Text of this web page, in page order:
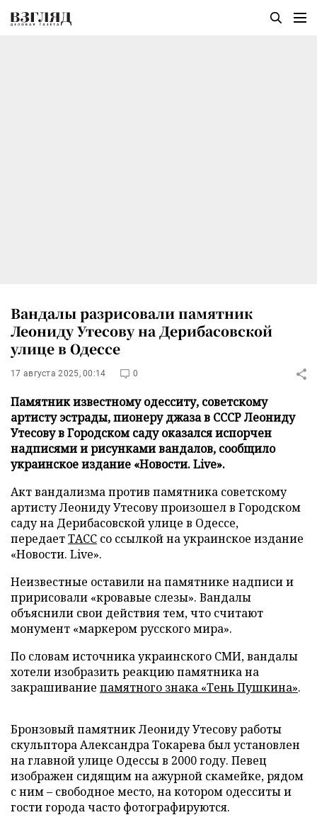
Вандалы разрисовали памятник
Леониду Утесову на Дерибасовской
улице в Одессе
17 августа 2025, 00:14 0
Памятник известному одесситу, советскому
артисту эстрады, пионеру джаза в СССР Леониду
Утесову в Городском саду оказался испорчен
надписями и рисунками вандалов, сообщило
украинское издание «Новости. Live».
Акт вандализма против памятника советскому
артисту Леониду Утесову произошел в Городском
саду на Дерибасовской улице в Одессе,
передаетТАСС со ссылкой на украинское издание
«Новости. Live».
Неизвестные оставили на памятнике надписи и
пририсовали «кровавые слезы». Вандалы
объяснили свои действия тем, что считают
монумент «маркером русского мира».
По словам источника украинского СМИ, вандалы
хотели изобразить реакцию памятника на
закрашивание памятного знака «Тень Пушкина».
Бронзовый памятник Леониду Утесову работы
скульптора Александра Токарева был установлен
на главной улице Одессы в 2000 году. Певец
изображен сидящим на ажурной скамейке, рядом
с ним – свободное место, на котором одесситы и
гости города часто фотографируются.